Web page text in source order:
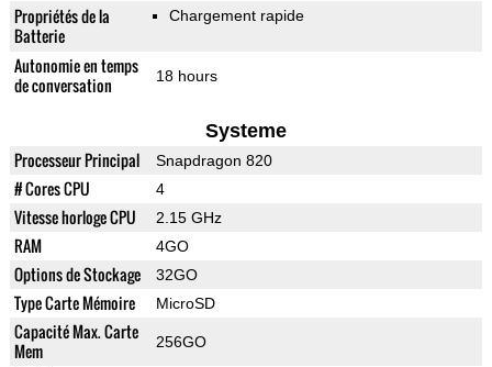
Propriétés de la
Batterie
Chargement rapide
Autonomie en temps
de conversation
18 hours
Systeme
Processeur Principal Snapdragon 820
# Cores CPU 4
Vitesse horloge CPU 2.15 GHz
RAM 4GO
Options de Stockage 32GO
Type Carte Mémoire MicroSD
Capacité Max. Carte
Mem
256GO